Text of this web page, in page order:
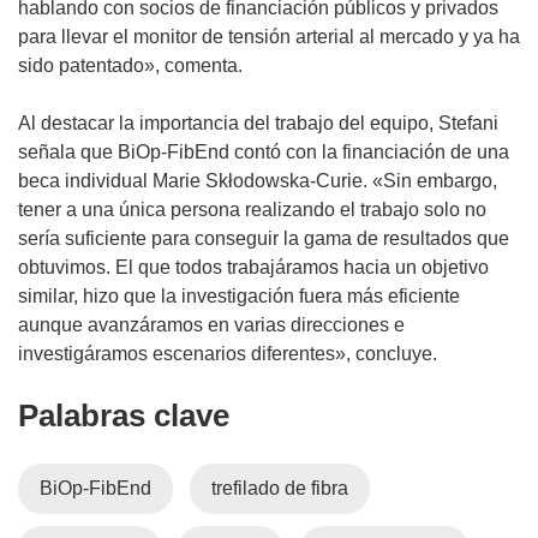
hablando con socios de financiación públicos y privados
para llevar el monitor de tensión arterial al mercado y ya ha
sido patentado», comenta.
Al destacar la importancia del trabajo del equipo, Stefani
señala que BiOp-FibEnd contó con la financiación de una
beca individual Marie Skłodowska-Curie. «Sin embargo,
tener a una única persona realizando el trabajo solo no
sería suficiente para conseguir la gama de resultados que
obtuvimos. El que todos trabajáramos hacia un objetivo
similar, hizo que la investigación fuera más eficiente
aunque avanzáramos en varias direcciones e
investigáramos escenarios diferentes», concluye.
Palabras clave
BiOp-FibEnd trefilado de fibra